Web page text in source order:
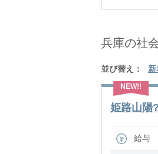
兵庫の社
並び替え：
姫路山陽
給与